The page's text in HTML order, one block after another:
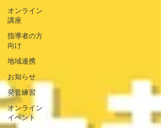
オンライン
講座
指導者の方
向け
地域連携
お知らせ
発音練習
オンライン
イベント